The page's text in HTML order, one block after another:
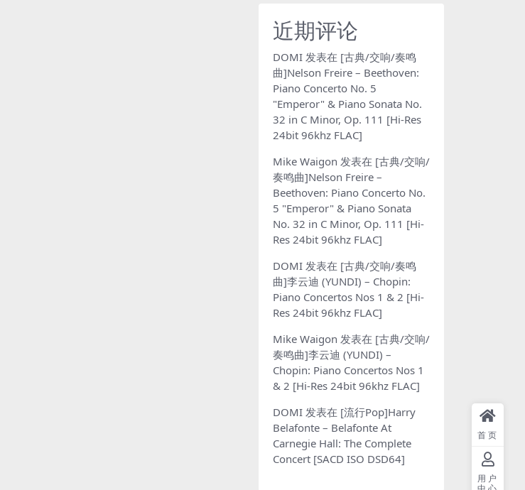
近期评论
DOMI 发表在 [古典/交响/奏鸣
曲]Nelson Freire – Beethoven:
Piano Concerto No. 5
"Emperor" & Piano Sonata No.
32 in C Minor, Op. 111 [Hi-Res
24bit 96khz FLAC]
Mike Waigon 发表在 [古典/交响/
奏鸣曲]Nelson Freire –
Beethoven: Piano Concerto No.
5 "Emperor" & Piano Sonata
No. 32 in C Minor, Op. 111 [Hi-
Res 24bit 96khz FLAC]
DOMI 发表在 [古典/交响/奏鸣
曲]李云迪 (YUNDI) – Chopin:
Piano Concertos Nos 1 & 2 [Hi-
Res 24bit 96khz FLAC]
Mike Waigon 发表在 [古典/交响/
奏鸣曲]李云迪 (YUNDI) –
Chopin: Piano Concertos Nos 1
& 2 [Hi-Res 24bit 96khz FLAC]
DOMI 发表在 [流行Pop]Harry
Belafonte – Belafonte At
Carnegie Hall: The Complete
Concert [SACD ISO DSD64]
首页
用户